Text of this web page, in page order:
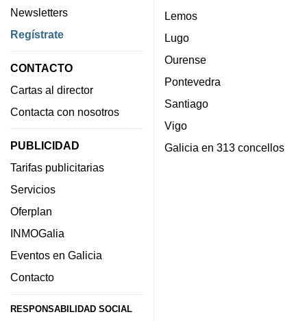
Newsletters
Regístrate
CONTACTO
Cartas al director
Contacta con nosotros
PUBLICIDAD
Tarifas publicitarias
Servicios
Oferplan
INMOGalia
Eventos en Galicia
Contacto
RESPONSABILIDAD SOCIAL
Lemos
Lugo
Ourense
Pontevedra
Santiago
Vigo
Galicia en 313 concellos